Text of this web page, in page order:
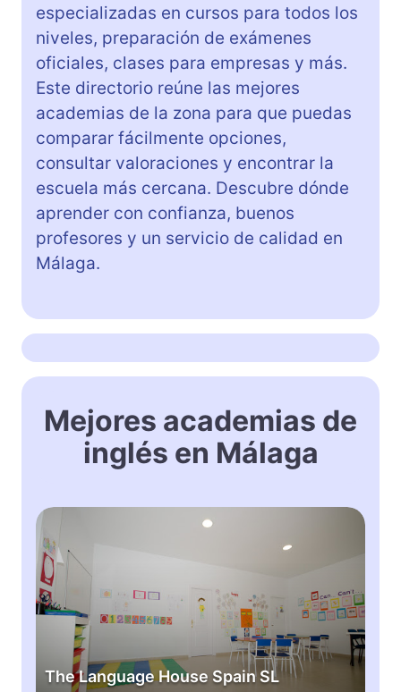
especializadas en cursos para todos los
niveles, preparación de exámenes
oficiales, clases para empresas y más.
Este directorio reúne las mejores
academias de la zona para que puedas
comparar fácilmente opciones,
consultar valoraciones y encontrar la
escuela más cercana. Descubre dónde
aprender con confianza, buenos
profesores y un servicio de calidad en
Málaga.
Mejores academias de
inglés en Málaga
The Language House Spain SL
T
e
L
a